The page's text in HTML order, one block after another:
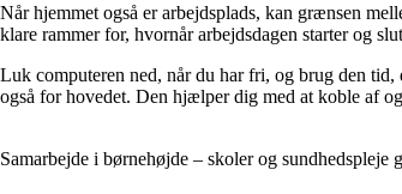
Når hjemmet også er arbejdsplads, kan grænsen
klare rammer for, hvornår arbejdsdagen starter og
Luk computeren ned, når du har fri, og brug den
også for hovedet. Den hjælper dig med at koble af
Samarbejde i børnehøjde – skoler og sundhedspleje